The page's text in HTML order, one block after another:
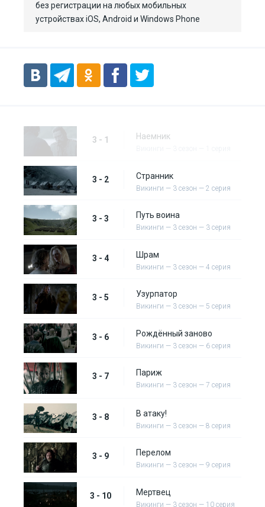
без регистрации на любых мобильных
устройствах iOS, Android и Windows Phone
3 - 1 Наемник
3 - 2 Странник
Викинги — 3 сезон — 2 серия
3 - 3 Путь воина
Викинги — 3 сезон — 3 серия
3 - 4 Шрам
Викинги — 3 сезон — 4 серия
3 - 5 Узурпатор
Викинги — 3 сезон — 5 серия
3 - 6 Рождённый заново
Викинги — 3 сезон — 6 серия
3 - 7 Париж
Викинги — 3 сезон — 7 серия
3 - 8 В атаку!
Викинги — 3 сезон — 8 серия
3 - 9 Перелом
Викинги — 3 сезон — 9 серия
3 - 10 Мертвец
Викинги — 3 сезон — 10 серия